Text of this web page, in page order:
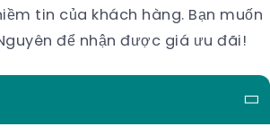
tin của khách hàng. Bạn muốn
để nhận được giá ưu đãi!